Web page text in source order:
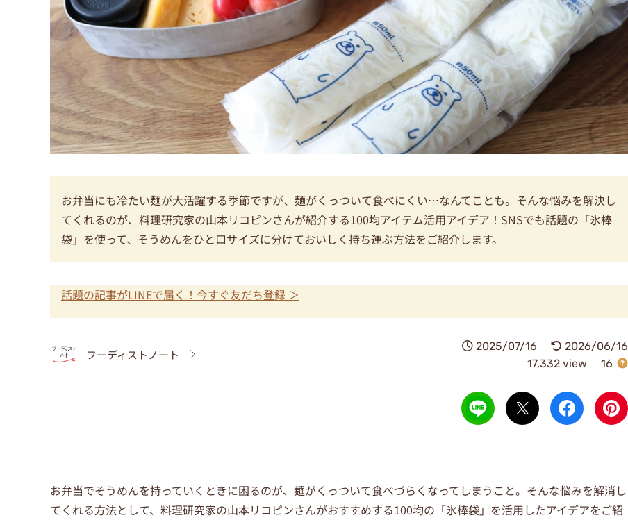
お弁当にも冷たい麺が大活躍する季節ですが、麺がくっついて食べにくい…なんてことも。そんな悩みを解決し
てくれるのが、料理研究家の山本リコピンさんが紹介する100均アイテム活用アイデア！SNSでも話題の「氷棒
袋」を使って、そうめんをひと口サイズに分けておいしく持ち運ぶ方法をご紹介します。
話題の記事がLINEで届く！今すぐ友だち登録 ＞
フーディストノート
2025/07/16
2026/06/16
17,332 view
16
お弁当でそうめんを持っていくときに困るのが、麺がくっついて食べづらくなってしまうこと。そんな悩みを解消し
てくれる方法として、料理研究家の山本リコピンさんがおすすめする100均の「氷棒袋」を活用したアイデアをご紹